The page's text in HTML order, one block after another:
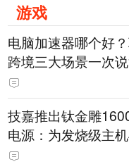
游戏
电脑加速器哪个好？
跨境三大场景一次
技嘉推出钛金雕
电源：为发烧级主
打造旗舰供电方案